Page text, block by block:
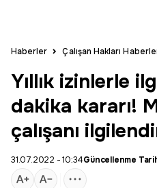
Haberler Çalışan Hakları
Yıllık izinlerle
dakika kararı!
çalışanı
31.07.2022 - 10:34Güncellenme